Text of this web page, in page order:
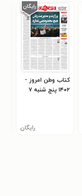
کتاب وطن امروز -
۱۴۰۲ پنج شنبه ۷
رایگان